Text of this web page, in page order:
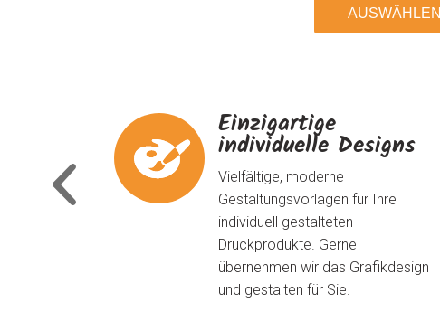
AUSWÄHLEN
Einzigartige
individuelle Designs
Vielfältige, moderne
Gestaltungsvorlagen für Ihre
individuell gestalteten
Druckprodukte. Gerne
übernehmen wir das Grafikdesign
und gestalten für Sie.